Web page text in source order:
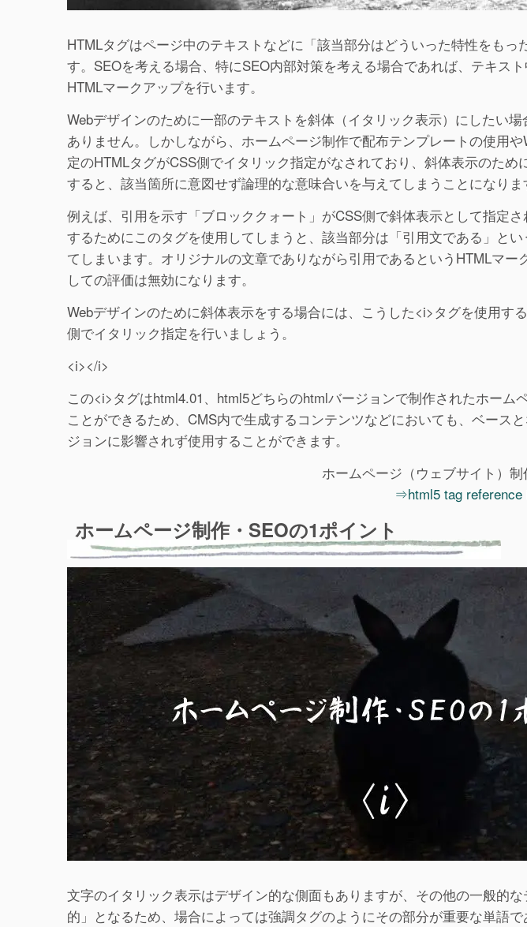
HTMLタグはページ中のテキストなどに「該当部分はどういった特性をもっ
す。SEOを考える場合、特にSEO内部対策を考える場合であれば、テキス
HTMLマークアップを行います。
Webデザインのために一部のテキストを斜体（イタリック表示）にしたい
ありません。しかしながら、ホームページ制作で配布テンプレートの使用
定のHTMLタグがCSS側でイタリック指定がなされており、斜体表示のため
すると、該当箇所に意図せず論理的な意味合いを与えてしまうことになりま
例えば、引用を示す「ブロッククォート」がCSS側で斜体表示として指定
するためにこのタグを使用してしまうと、該当部分は「引用文である」と
てしまいます。オリジナルの文章でありながら引用であるというHTMLマー
しての評価は無効になります。
Webデザインのために斜体表示をする場合には、こうした<i>タグを使用す
側でイタリック指定を行いましょう。
<i></i>
この<i>タグはhtml4.01、html5どちらのhtmlバージョンで制作されたホーム
ことができるため、CMS内で生成するコンテンツなどにおいても、ベース
ジョンに影響されず使用することができます。
ホームページ（ウェブサイト）
⇒html5 tag reference
ホームページ制作・SEOの1ポイント
文字のイタリック表示はデザイン的な側面もありますが、その他の一般的
的」となるため、場合によっては強調タグのようにその部分が重要な単語